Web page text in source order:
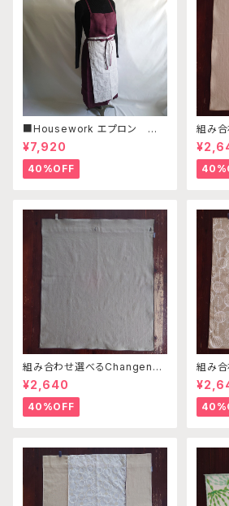
■Housework エプロン ／リ
ネン・コットンリネン ボルドー・
ライトグレー刺繍
¥7,920
40%OFF
組み
leエ
ージ
です）
組み合わせ選べるChangenab
leエプロン ※前部分のみ カ
ーキ （※本体部分は別売りで
す）
¥2,640
40%OFF
組み
leエ
ンゼル
×ライ
は別売